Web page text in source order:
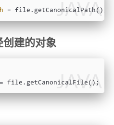
JAVA
= file.getCanonicalPath();
创建的对象
JAVA
= file.getCanonicalFile();